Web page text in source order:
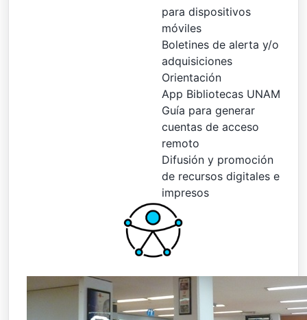
para dispositivos
móviles
Boletines de alerta y/o
adquisiciones
Orientación
App Bibliotecas UNAM
Guía para generar
cuentas de acceso
remoto
Difusión y promoción
de recursos digitales e
impresos